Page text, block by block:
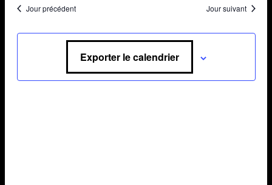
Views
Jour précédent Jour suivant
Exporter le calendrier